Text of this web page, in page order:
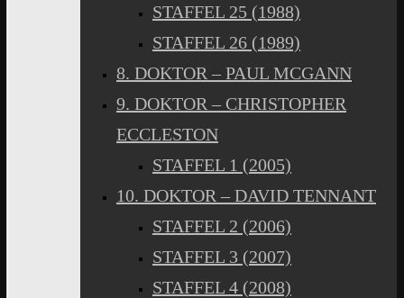
STAFFEL 25 (1988)
STAFFEL 26 (1989)
8. DOKTOR – PAUL MCGANN
9. DOKTOR – CHRISTOPHER
ECCLESTON
STAFFEL 1 (2005)
10. DOKTOR – DAVID TENNANT
STAFFEL 2 (2006)
STAFFEL 3 (2007)
STAFFEL 4 (2008)